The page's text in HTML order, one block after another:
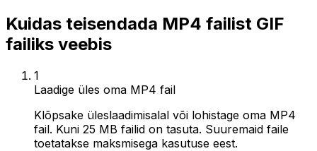
Kuidas teisendada MP4 failist GIF
failiks veebis
1
Laadige üles oma MP4 fail
Klõpsake üleslaadimisalal või lohistage oma MP4
fail. Kuni 25 MB failid on tasuta. Suuremaid faile
toetatakse maksmisega kasutuse eest.